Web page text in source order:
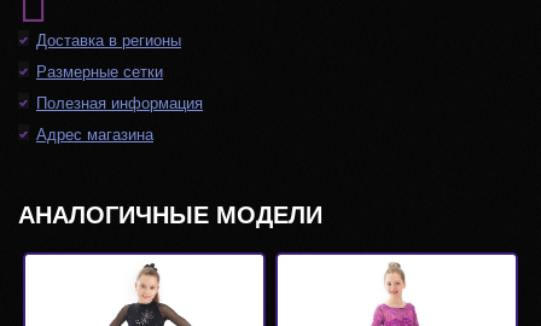
Доставка в регионы
Размерные сетки
Полезная информация
Адрес магазина
АНАЛОГИЧНЫЕ МОДЕЛИ